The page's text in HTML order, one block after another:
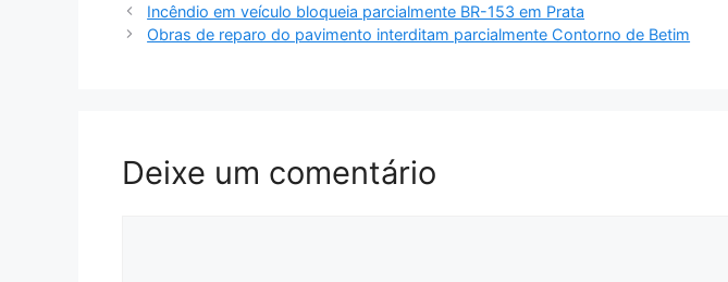
Incêndio em veículo bloqueia parcialmente BR-153 em Prata
Obras de reparo do pavimento interditam parcialmente Contorno de Betim
Deixe um comentário